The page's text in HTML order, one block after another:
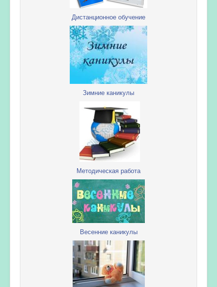
Дистанционное обучение
Зимние каникулы
Методическая работа
Весенние каникулы